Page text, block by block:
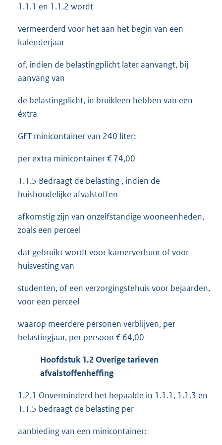
1.1.1 en 1.1.2 wordt
vermeerderd voor het aan het begin van een
kalenderjaar
of, indien de belastingplicht later aanvangt, bij
aanvang van
de belastingplicht, in bruikleen hebben van een
éxtra
GFT minicontainer van 240 liter:
per extra minicontainer € 74,00
1.1.5 Bedraagt de belasting , indien de
huishoudelijke afvalstoffen
afkomstig zijn van onzelfstandige wooneenheden,
zoals een perceel
dat gebruikt wordt voor kamerverhuur of voor
huisvesting van
studenten, of een verzorgingstehuis voor bejaarden,
voor een perceel
waarop meerdere personen verblijven, per
belastingjaar, per persoon € 64,00
Hoofdstuk 1.2 Overige tarieven
afvalstoffenheffing
1.2.1 Onverminderd het bepaalde in 1.1.1, 1.1.3 en
1.1.5 bedraagt de belasting per
aanbieding van een minicontainer: